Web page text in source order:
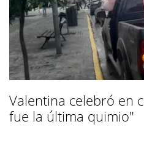
Valentina celebró en
fue la última quimio"